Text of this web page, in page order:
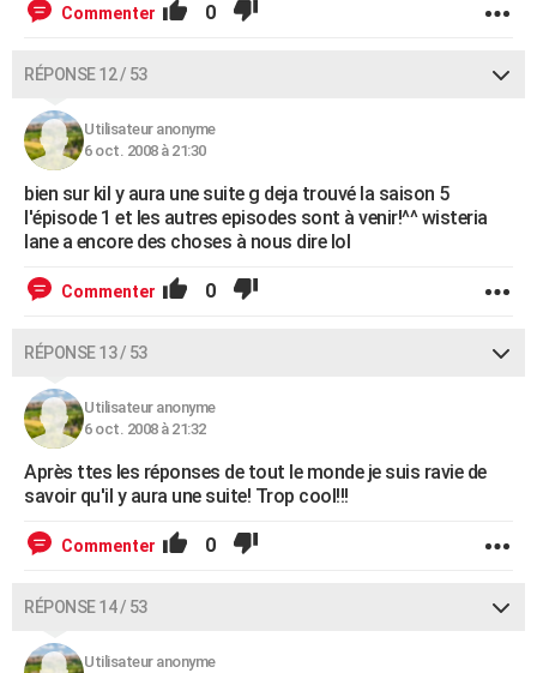
Commenter 0
RÉPONSE 12 / 53
Utilisateur anonyme
6 oct. 2008 à 21:30
bien sur kil y aura une suite g deja trouvé la saison 5
l'épisode 1 et les autres episodes sont à venir!^^ wisteria
lane a encore des choses à nous dire lol
Commenter 0
RÉPONSE 13 / 53
Utilisateur anonyme
6 oct. 2008 à 21:32
Après ttes les réponses de tout le monde je suis ravie de
savoir qu'il y aura une suite! Trop cool!!!
Commenter 0
RÉPONSE 14 / 53
Utilisateur anonyme